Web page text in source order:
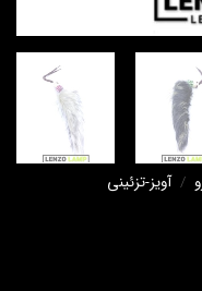
/ آویز-تزئینی